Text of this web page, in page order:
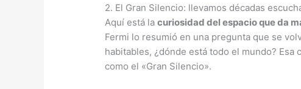
2. El Gran Silencio: llevamos décadas
Aquí está lacuriosidad del espacio que da
Fermi lo resumió en una pregunta que se
habitables, ¿dónde está todo el mundo?
como el «Gran Silencio».